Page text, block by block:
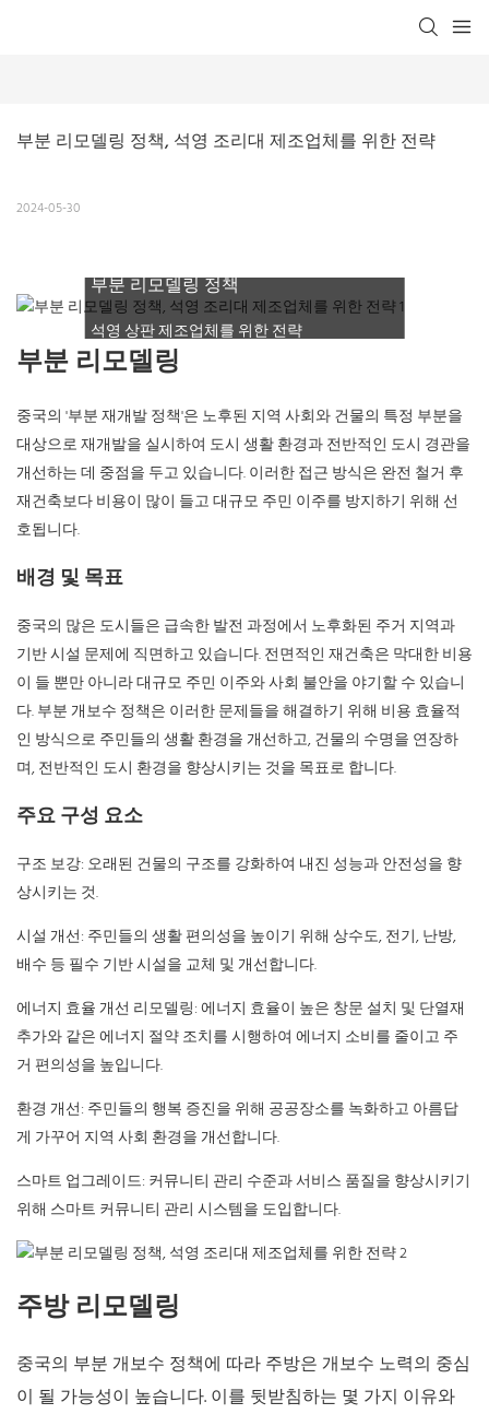
부분 리모델링 정책, 석영 조리대 제조업체를 위한 전략
2024-05-30
부분 리모델링 정책
석영 상판 제조업체를 위한 전략
부분 리모델링
중국의 '부분 재개발 정책'은 노후된 지역 사회와 건물의 특정 부분을
대상으로 재개발을 실시하여 도시 생활 환경과 전반적인 도시 경관을
개선하는 데 중점을 두고 있습니다. 이러한 접근 방식은 완전 철거 후
재건축보다 비용이 많이 들고 대규모 주민 이주를 방지하기 위해 선
호됩니다.
배경 및 목표
중국의 많은 도시들은 급속한 발전 과정에서 노후화된 주거 지역과
기반 시설 문제에 직면하고 있습니다. 전면적인 재건축은 막대한 비용
이 들 뿐만 아니라 대규모 주민 이주와 사회 불안을 야기할 수 있습니
다. 부분 개보수 정책은 이러한 문제들을 해결하기 위해 비용 효율적
인 방식으로 주민들의 생활 환경을 개선하고, 건물의 수명을 연장하
며, 전반적인 도시 환경을 향상시키는 것을 목표로 합니다.
주요 구성 요소
구조 보강: 오래된 건물의 구조를 강화하여 내진 성능과 안전성을 향
상시키는 것.
시설 개선: 주민들의 생활 편의성을 높이기 위해 상수도, 전기, 난방,
배수 등 필수 기반 시설을 교체 및 개선합니다.
에너지 효율 개선 리모델링: 에너지 효율이 높은 창문 설치 및 단열재
추가와 같은 에너지 절약 조치를 시행하여 에너지 소비를 줄이고 주
거 편의성을 높입니다.
환경 개선: 주민들의 행복 증진을 위해 공공장소를 녹화하고 아름답
게 가꾸어 지역 사회 환경을 개선합니다.
스마트 업그레이드: 커뮤니티 관리 수준과 서비스 품질을 향상시키기
위해 스마트 커뮤니티 관리 시스템을 도입합니다.
주방 리모델링
중국의 부분 개보수 정책에 따라 주방은 개보수 노력의 중심
이 될 가능성이 높습니다. 이를 뒷받침하는 몇 가지 이유와